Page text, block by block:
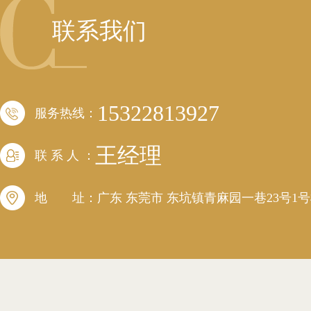
联系我们
服务热线： 15322813927
联 系 人 ： 王经理
地 址：广东 东莞市 东坑镇青麻园一巷23号1号